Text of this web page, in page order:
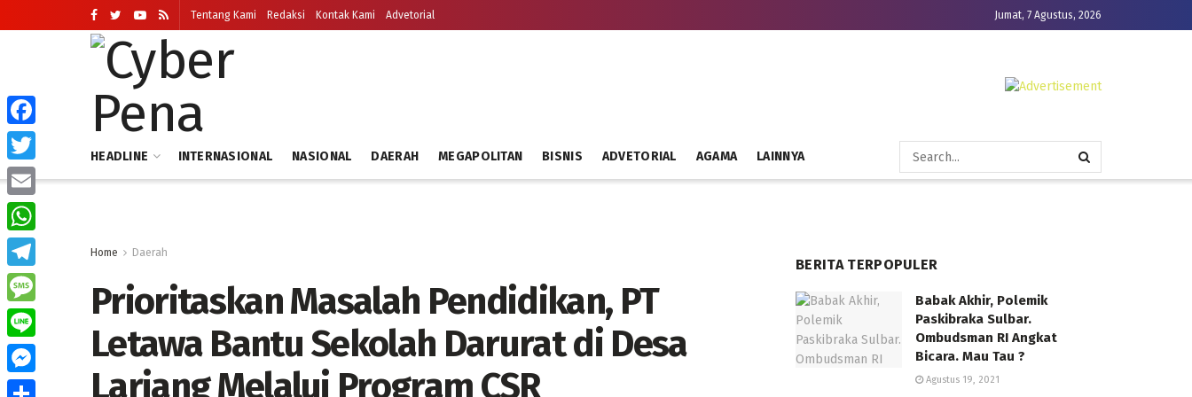
Tentang Kami Redaksi Kontak Kami Advetorial Jumat, 7 Agustus, 2026
HEADLINE INTERNASIONAL NASIONAL DAERAH MEGAPOLITAN BISNIS ADVETORIAL AGAMA LAINNYA
Home Daerah
Prioritaskan Masalah Pendidikan, PT
Letawa Bantu Sekolah Darurat di Desa
Lariang Melalui Program CSR
BERITA TERPOPULER
Babak Akhir, Polemik
Paskibraka Sulbar.
Ombudsman RI Angkat
Bicara. Mau Tau ?
Agustus 19, 2021
Facebook
Twitter
Email
WhatsApp
Telegram
Message
Line
Messenger